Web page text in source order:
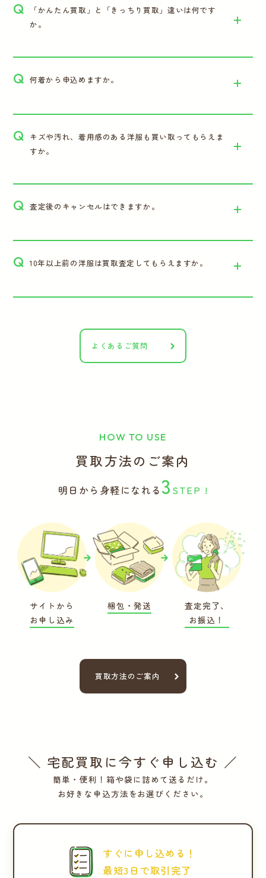
Q
「かんたん買取」と「きっちり買取」違いは何です
か。
Q 何着から申込めますか。
Q キズや汚れ、着用感のある洋服も買い取ってもらえま
すか。
Q 査定後のキャンセルはできますか。
Q 10年以上前の洋服は買取査定してもらえますか。
よくあるご質問
HOW TO USE
買取方法のご案内
明日から身軽になれる 3 STEP !
サイトから
お申し込み
梱包・発送
査定完了、
お振込！
買取方法のご案内
＼ 宅配買取に今すぐ申し込む ／
簡単・便利！箱や袋に詰めて送るだけ。
お好きな申込方法をお選びください。
すぐに申し込める！
最短3日で取引完了